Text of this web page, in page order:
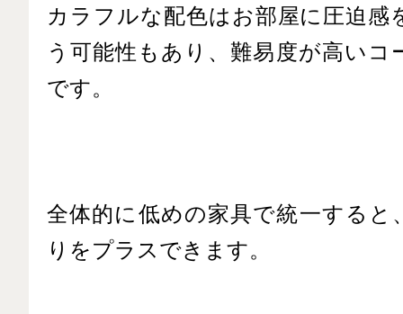
カラフルな配色はお部屋に圧迫感
う可能性もあり、難易度が高いコ
です。
全体的に低めの家具で統一すると
りをプラスできます。